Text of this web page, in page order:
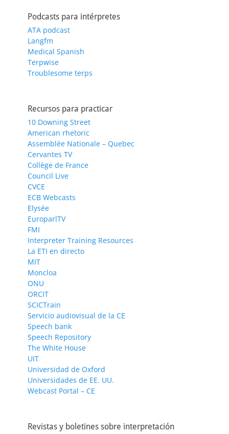
Podcasts para intérpretes
ATA podcast
Langfm
Medical Spanish
Terpwise
Troublesome terps
Recursos para practicar
10 Downing Street
American rhetoric
Assemblée Nationale – Quebec
Cervantes TV
Collège de France
Council Live
CVCE
ECB Webcasts
Elysée
EuroparlTV
FMI
Interpreter Training Resources
La ETI en directo
MIT
Moncloa
ONU
ORCIT
SCICTrain
Servicio audiovisual de la CE
Speech bank
Speech Repository
The White House
UIT
Universidad de Oxford
Universidades de EE. UU.
Webcast Portal – CE
Revistas y boletines sobre interpretación